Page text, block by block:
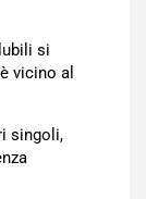
si
vicino al
singoli,